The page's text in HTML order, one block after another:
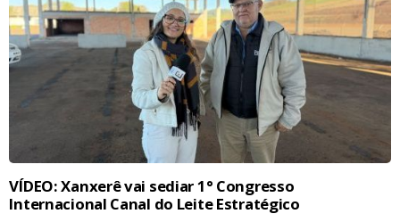
VÍDEO: Xanxerê vai sediar 1° Congresso
Internacional Canal do Leite Estratégico